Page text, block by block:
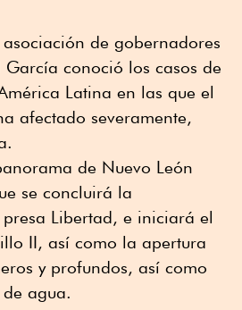
de gobernadores
García conoció los casos de
Latina en las que el
afectado severamente,
de Nuevo León
se concluirá la
Libertad, e iniciará el
II, así como la apertura
y profundos, así como
agua.